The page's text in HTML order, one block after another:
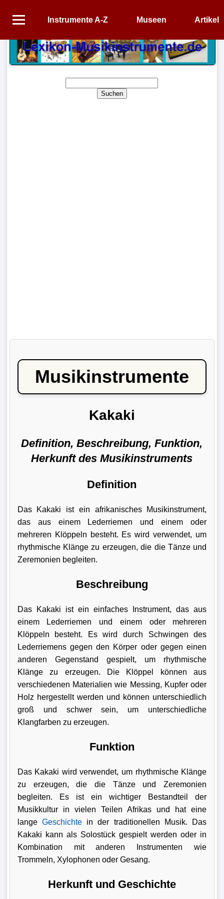
Instrumente A-Z Museen Artikel
Startseite
Instrumente
Suchen
Musikinstrumente
Kakaki
Definition, Beschreibung, Funktion,
Herkunft des Musikinstruments
Definition
Das Kakaki ist ein afrikanisches Musikinstrument,
das aus einem Lederriemen und einem oder
mehreren Klöppeln besteht. Es wird verwendet, um
rhythmische Klänge zu erzeugen, die die Tänze und
Zeremonien begleiten.
Beschreibung
Das Kakaki ist ein einfaches Instrument, das aus
einem Lederriemen und einem oder mehreren
Klöppeln besteht. Es wird durch Schwingen des
Lederriemens gegen den Körper oder gegen einen
anderen Gegenstand gespielt, um rhythmische
Klänge zu erzeugen. Die Klöppel können aus
verschiedenen Materialien wie Messing, Kupfer oder
Holz hergestellt werden und können unterschiedlich
groß und schwer sein, um unterschiedliche
Klangfarben zu erzeugen.
Funktion
Das Kakaki wird verwendet, um rhythmische Klänge
zu erzeugen, die die Tänze und Zeremonien
begleiten. Es ist ein wichtiger Bestandteil der
Musikkultur in vielen Teilen Afrikas und hat eine
langeGeschichte in der traditionellen Musik. Das
Kakaki kann als Solostück gespielt werden oder in
Kombination mit anderen Instrumenten wie
Trommeln, Xylophonen oder Gesang.
Herkunft und Geschichte